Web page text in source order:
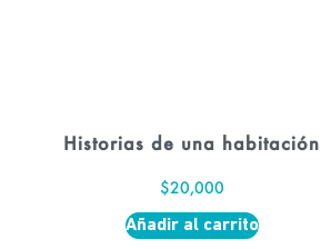
Historias de una habitación
$20,000
Añadir al carrito